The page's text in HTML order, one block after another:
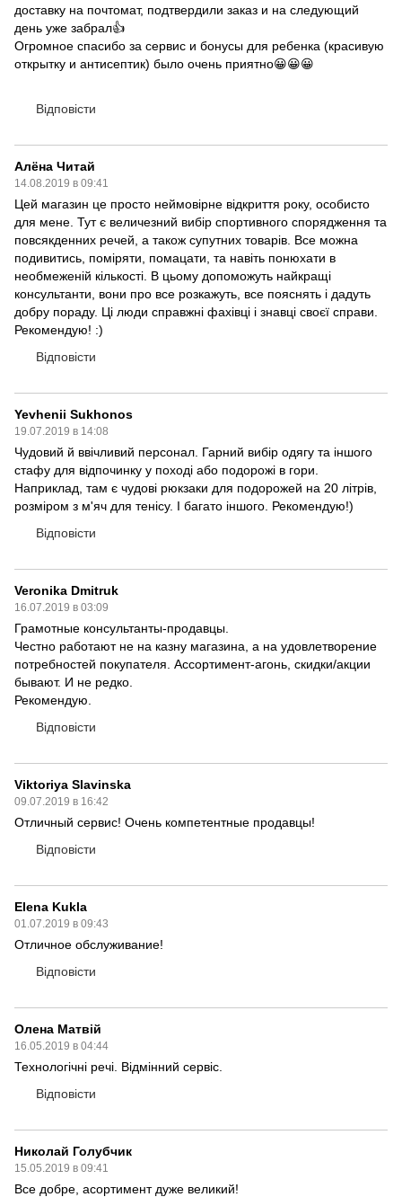
доставку на почтомат, подтвердили заказ и на следующий
день уже забрал👍
Огромное спасибо за сервис и бонусы для ребенка (красивую
открытку и антисептик) было очень приятно😀😀😀
Відповісти
Алёна Читай
14.08.2019 в 09:41
Цей магазин це просто неймовірне відкриття року, особисто
для мене. Тут є величезний вибір спортивного спорядження та
повсякденних речей, а також супутних товарів. Все можна
подивитись, поміряти, помацати, та навіть понюхати в
необмеженій кількості. В цьому допоможуть найкращі
консультанти, вони про все розкажуть, все пояснять і дадуть
добру пораду. Ці люди справжні фахівці і знавці своєї справи.
Рекомендую! :)
Відповісти
Yevhenii Sukhonos
19.07.2019 в 14:08
Чудовий й ввічливий персонал. Гарний вибір одягу та іншого
стафу для відпочинку у поході або подорожі в гори.
Наприклад, там є чудові рюкзаки для подорожей на 20 літрів,
розміром з м'яч для тенісу. І багато іншого. Рекомендую!)
Відповісти
Veronika Dmitruk
16.07.2019 в 03:09
Грамотные консультанты-продавцы.
Честно работают не на казну магазина, а на удовлетворение
потребностей покупателя. Ассортимент-агонь, скидки/акции
бывают. И не редко.
Рекомендую.
Відповісти
Viktoriya Slavinska
09.07.2019 в 16:42
Отличный сервис! Очень компетентные продавцы!
Відповісти
Elena Kukla
01.07.2019 в 09:43
Отличное обслуживание!
Відповісти
Олена Матвій
16.05.2019 в 04:44
Технологічні речі. Відмінний сервіс.
Відповісти
Николай Голубчик
15.05.2019 в 09:41
Все добре, асортимент дуже великий!